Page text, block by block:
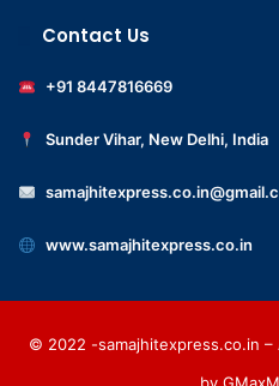
Contact Us
+91 8447816669
Sunder Vihar, New Delhi, India
www.samajhitexpress.co.in
© 2022 -samajhitexpress.co.in –